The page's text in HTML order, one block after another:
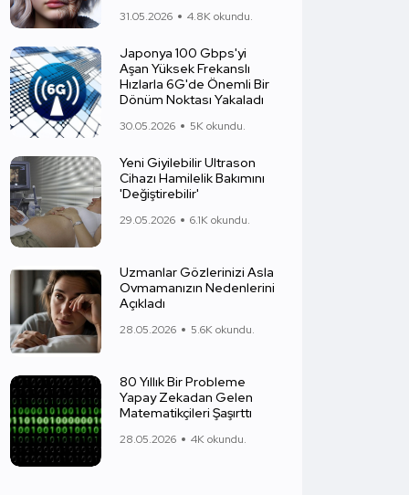
31.05.2026 4.8K okundu.
Japonya 100 Gbps'yi
Aşan Yüksek Frekanslı
Hızlarla 6G'de Önemli Bir
Dönüm Noktası Yakaladı
30.05.2026 5K okundu.
Yeni Giyilebilir Ultrason
Cihazı Hamilelik Bakımını
'Değiştirebilir'
29.05.2026 6.1K okundu.
Uzmanlar Gözlerinizi Asla
Ovmamanızın Nedenlerini
Açıkladı
28.05.2026 5.6K okundu.
80 Yıllık Bir Probleme
Yapay Zekadan Gelen
Matematikçileri Şaşırttı
28.05.2026 4K okundu.